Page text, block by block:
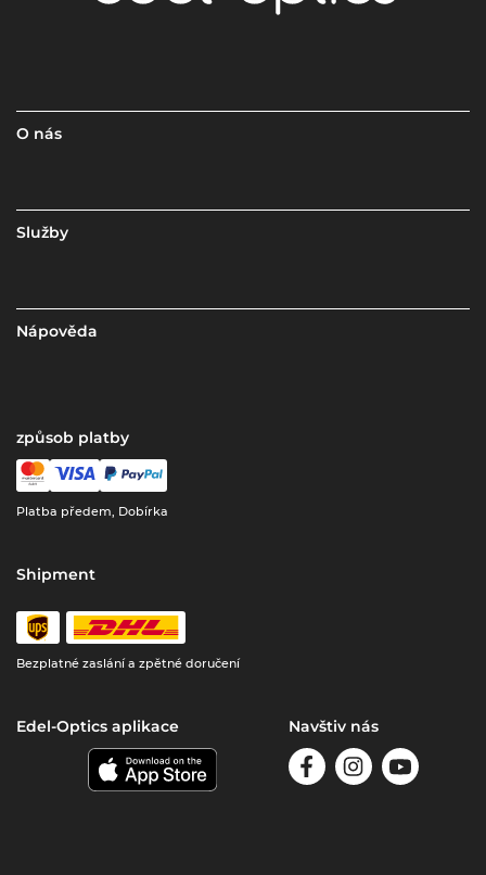
O nás
Služby
Nápověda
způsob platby
Platba předem, Dobírka
Shipment
Bezplatné zaslání a zpětné doručení
Edel-Optics aplikace Navštiv nás